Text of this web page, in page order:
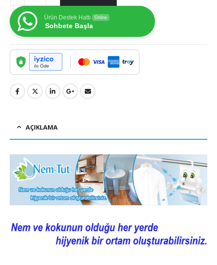
Ürün Destek Hattı Online
Sohbete Başla
AÇIKLAMA